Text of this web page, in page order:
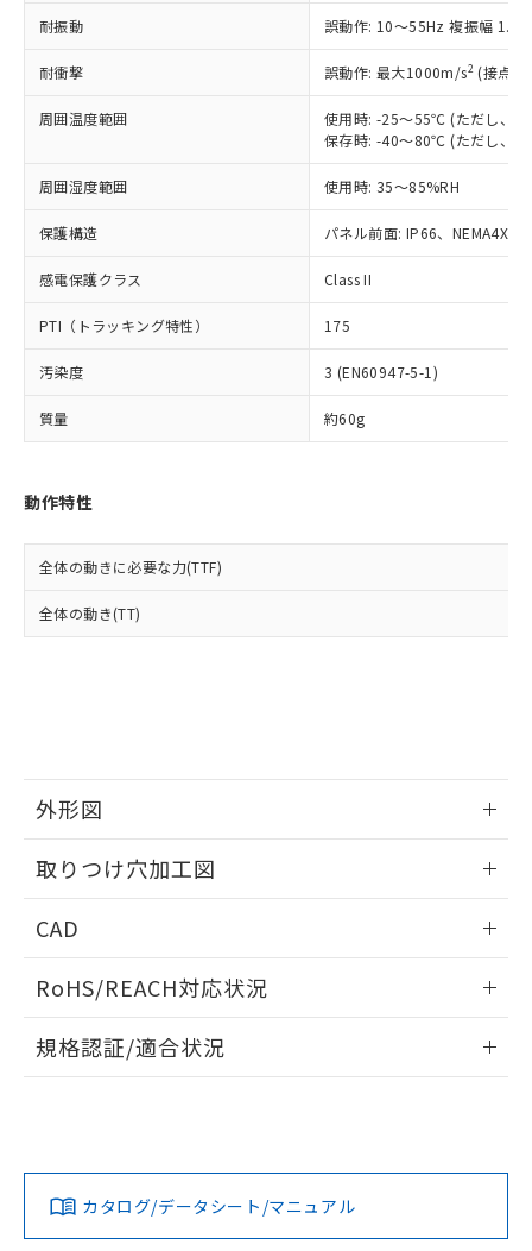
耐振動 誤動作: 10～55Hz 複振幅
耐衝撃 誤動作: 最大1000m/s2 (接点
周囲温度範囲
使用時: -25～55℃ (ただし、氷
保存時: -40～80℃ (ただし、氷
周囲湿度範囲 使用時: 35～85%RH
保護構造 パネル前面: IP66、NEMA4X,
感電保護クラス Class II
PTI（トラッキング特性） 175
汚染度 3 (EN60947-5-1)
質量 約60g
動作特性
全体の動きに必要な力(TTF)
全体の動き(TT)
外形図
取りつけ穴加工図
CAD
ドすることができます。
ログイン/会員登録
ダウンロードデータをご利用いただく前に、以下を必ずお読
みください。
ソフトウェアの使用条件
RoHS/REACH対応状況
EU RoHS 注意事項・凡例
対応済み
規格認証/適合状況
カタログ/データシート/マニュアル
記載している更新日時点での社内デー
タに基づき作成されるものであり、閲
覧された時点での実際の在庫および標
準価格とは異なる場合があることをご
正式な納期状況および標準価格はお客
様のお取引先、またはお客様担当のオ
ムロン制御機器販売店・当社販売員に
オムロン制御機器販売店や当社販売拠
販売ネットワーク
」をご確認
ください。
在庫状況および標準価格結果を当社の
事前の承諾なく第三者に漏洩または開
示しないようお願いします。
マイパーツ機能（部品リスト作成サー
ビス）をご利用いただくには、I-Web
メンバーズにご登録されている必要が
および当社の共同利用者が、当社の製
品・サービスに関するお客様との取
をご了承ください。
※当社の共同利用者とは、"個人情報
鉛(Pb) 1000ppm以下、 水銀(Hg) 1000ppm以下、 カド
六価クロム(Cr(Ⅵ)) 1000ppm以下、ポリ臭化ビフェニル
類(PBB) 1000ppm以下、ポリ臭化ジフェニルエーテル類
(PBDE) 1000ppm以下、フタル酸ビス(2-エチルヘキシ
ル) (DEHP)(別名：DOP) 1000ppm以下、フタル酸ブチ
ルベンジル（BBP） 1000ppm以下、フタル酸ジブチル
（DBP） 1000ppm以下、フタル酸ジイソブチル
(DIBP) 1000ppm以下
但し、RoHS指令で産業用監視および制御機器に対する
適用除外項目は除く。
フタル酸エステル類の４物質については閾値を超える意
図的な使用がないことを確認しています。
※2 対応予定月
部品在庫の切り替え状況などにより、予定
月が前後することがあります。
下記の非含有証明書をダウンロードするこ
とができます。
EU RoHS指令（10物質）の非含有証明書
物質の対応では、対応完了までの期間は出
荷製品に未対応品が混在することから備考
既に当社にて対応品への在庫切替を完了
していることから、特段のことがない限
り、2022年1月12日より割愛しておりま
*中国RoHS10物質の基準値 (GB/T26572)：
Pb(鉛) :1000ppm、 Hg(水銀) : 1000ppm、 Cd(カドミウ
Cr(Ⅵ)(六価クロム) : 1000ppm、 PBBs(ポリ臭化ビフェ
ニル類) : 1000ppm、 PBDEs(ポリ臭化ジフェニルエーテ
ル) : 1000ppm、
DEHP(フタル酸ビス(2-エチルヘキシル)) : 1000ppm
※2 環境保護使用期限
「ｅ」：有害物質（10物質）のすべてが基
準値以下であることを示します。
「10」：通常の使用状況下において有害物
質が外部に漏えいし、環境に深刻な影響を
及ぼさない年数を意味します。
（以下｢規制貨物等」という）を輸出
または国外への提供する場合は、日本
国政府の輸出許可(または役務取引許
可)を取得するなどの必要な手続きを
当社は規制貨物を破棄する場合は、完
全に破砕するなど、違法に輸出されな
いよう必要な手段を講じます。
当社は貴社製品を、核兵器、ミサイ
ル、化学兵器、生物兵器またはその他
武器並びにこれらの製造装置等に一切
使用いたしません。
当社は、貴社製品を第三者に販売する
場合は、上記1、2および3の内容を当
該第三者に通知します。また当社は、
販売先および販売に係わる関係者が違
法に輸出するおそれがある場合は、取
り引きをいたしません。
○ 一定数以上の在庫あり
△ 一定数には満たないが在庫あり
在庫なし(最新の在庫状況につ
いては、お客様のお取引先、ま
たはお客様担当のオムロン制御
機器販売店・当社販売員にご確
認ください)
受注生産機種、また在庫状況の
情報を公開していない機種